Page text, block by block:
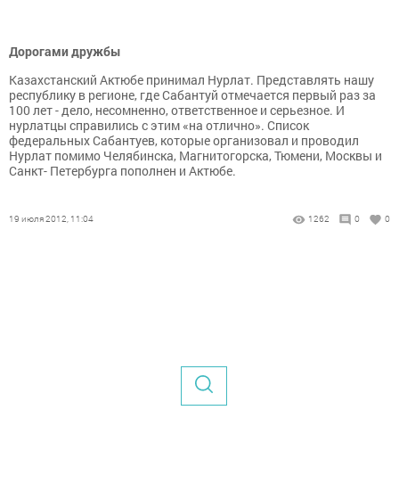
Дорогами дружбы
Казахстанский Актюбе принимал Нурлат. Представлять нашу
республику в регионе, где Сабантуй отмечается первый раз за
100 лет - дело, несомненно, ответственное и серьезное. И
нурлатцы справились с этим «на отлично». Список
федеральных Сабантуев, которые организовал и проводил
Нурлат помимо Челябинска, Магнитогорска, Тюмени, Москвы и
Санкт- Петербурга пополнен и Актюбе.
19 июля 2012, 11:04 1262 0 0